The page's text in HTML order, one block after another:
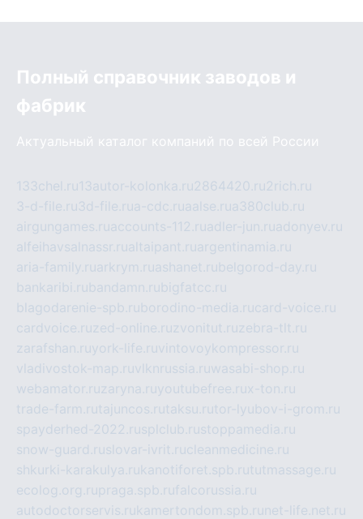
Полный справочник заводов и
фабрик
Актуальный каталог компаний по всей России
133chel.ru13autor-kolonka.ru2864420.ru2rich.ru
3-d-file.ru3d-file.rua-cdc.ruaalse.rua380club.ru
airgungames.ruaccounts-112.ruadler-jun.ruadonyev.ru
alfeihavsalnassr.rualtaipant.ruargentinamia.ru
aria-family.ruarkrym.ruashanet.rubelgorod-day.ru
bankaribi.rubandamn.rubigfatcc.ru
blagodarenie-spb.ruborodino-media.rucard-voice.ru
cardvoice.ruzed-online.ruzvonitut.ruzebra-tlt.ru
zarafshan.ruyork-life.ruvintovoykompressor.ru
vladivostok-map.ruvlknrussia.ruwasabi-shop.ru
webamator.ruzaryna.ruyoutubefree.rux-ton.ru
trade-farm.rutajuncos.rutaksu.rutor-lyubov-i-grom.ru
spayderhed-2022.rusplclub.rustoppamedia.ru
snow-guard.ruslovar-ivrit.rucleanmedicine.ru
shkurki-karakulya.rukanotiforet.spb.rututmassage.ru
ecolog.org.rupraga.spb.rufalcorussia.ru
autodoctorservis.rukamertondom.spb.ru net-life.net.ru